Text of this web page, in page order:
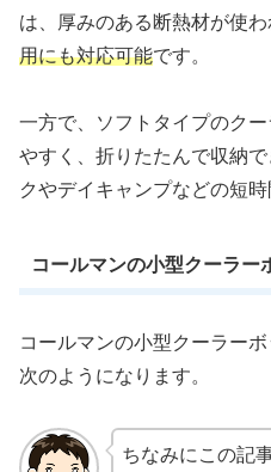
は、厚みのある断熱材が使わ
用にも対応可能です。
一方で、ソフトタイプのク
やすく、折りたたんで収納
クやデイキャンプなどの短
コールマンの小型クーラー
コールマンの小型クーラー
次のようになります。
ちなみにこの記